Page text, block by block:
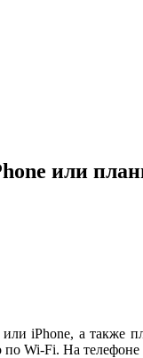
или
iPhone, а также
Wi-Fi. На